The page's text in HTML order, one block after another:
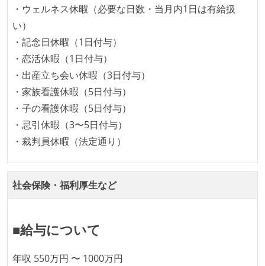
オープンな情報共有
誰もがいつでも閲覧可能になっている
労働環境の自由度
フレックスタイム制または裁量労働制を採用している
メンバーの多様性
外国籍の開発メンバーがいる
職業安定法に対応する記載事項
試用期間：あり（3ヶ月間）
・ウェルネス休暇（必要な日数・当月内1日は有給扱
い）
・記念日休暇（1日付与）
・恋活休暇（1日付与）
・出産立ち会い休暇（3日付与）
・家族看護休暇（5日付与）
・子の看護休暇（5日付与）
・忌引休暇（3〜5日付与）
・裁判員休暇（法定通り）
社会保険・福利厚生など
■給与について
年収 550万円 〜 1000万円